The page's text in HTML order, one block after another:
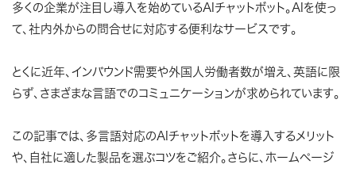
多くの企業が注目し導入を始めているAIチャットボット。AIを使っ
て、社内外からの問合せに対応する便利なサービスです。
とくに近年、インバウンド需要や外国人労働者数が増え、英語に限
らず、さまざまな言語でのコミュニケーションが求められています。
この記事では、多言語対応のAIチャットボットを導入するメリット
や、自社に適した製品を選ぶコツをご紹介。さらに、ホームページ